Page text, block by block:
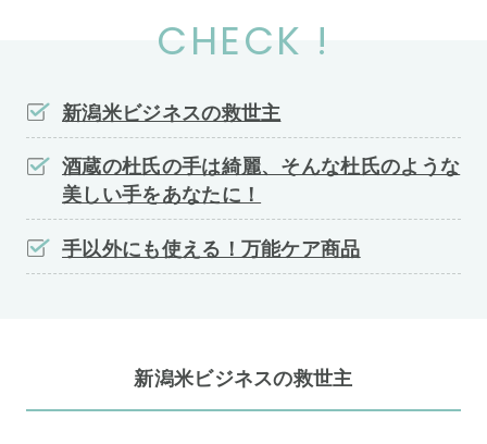
CHECK !
新潟米ビジネスの救世主
酒蔵の杜氏の手は綺麗、そんな杜氏のような
美しい手をあなたに！
手以外にも使える！万能ケア商品
新潟米ビジネスの救世主